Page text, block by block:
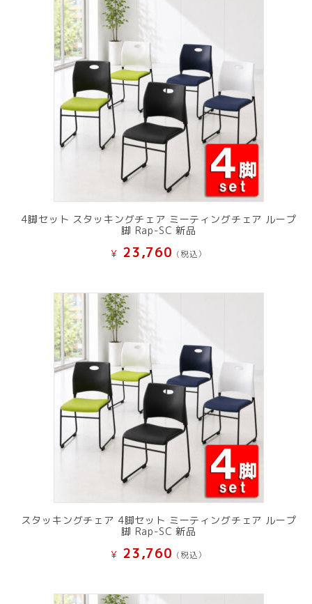
4脚セット スタッキングチェア ミーティングチェア ループ
脚 Rap-SC 新品
¥ 23,760 (税込）
スタッキングチェア 4脚セット ミーティングチェア ループ
脚 Rap-SC 新品
¥ 23,760 (税込）